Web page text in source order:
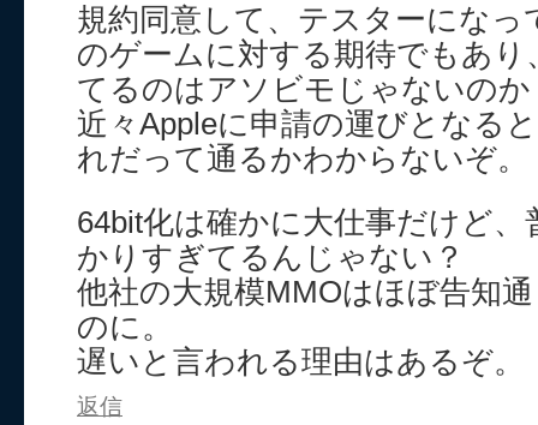
規約同意して、テスターにな
のゲームに対する期待でもあり
てるのはアソビモじゃないのか
近々Appleに申請の運びとなる
れだって通るかわからないぞ。
64bit化は確かに大仕事だけど
かりすぎてるんじゃない？
他社の大規模MMOはほぼ告知
のに。
遅いと言われる理由はあるぞ。
返信